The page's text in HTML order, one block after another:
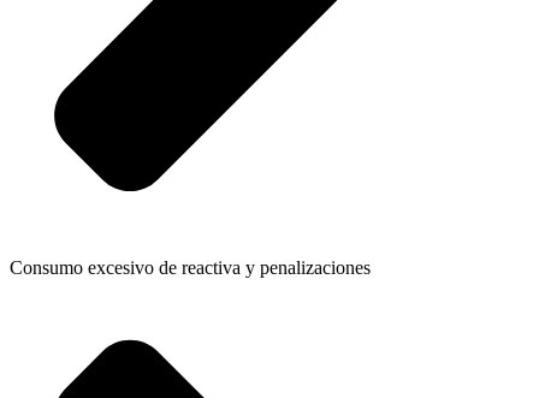
Consumo excesivo de reactiva y penalizaciones